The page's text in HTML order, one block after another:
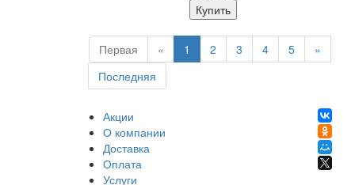
Купить
Первая « 1 2 3 4 5
»
Последняя
Акции
О компании
Доставка
Оплата
Услуги